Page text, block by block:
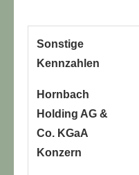
Sonstige
Kennzahlen
Hornbach
Holding AG &
Co. KGaA
Konzern